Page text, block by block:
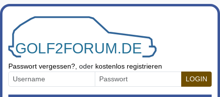
Zum Inhalt springen
Passwort vergessen? , oder kostenlos registrieren
LOGIN